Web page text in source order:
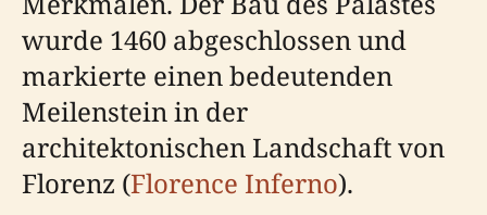
wurde 1460 abgeschlossen und
markierte einen bedeutenden
Meilenstein in der
architektonischen Landschaft von
Florenz (Florence Inferno).